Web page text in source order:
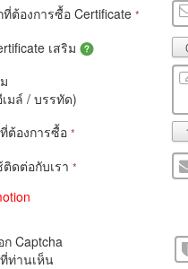
ต้องการซื้อ Certificate *
เสริม
มล์ / บรรทัด)
ต้องการซื้อ *
ดต่อกับเรา *
Captcha
ท่านเห็น